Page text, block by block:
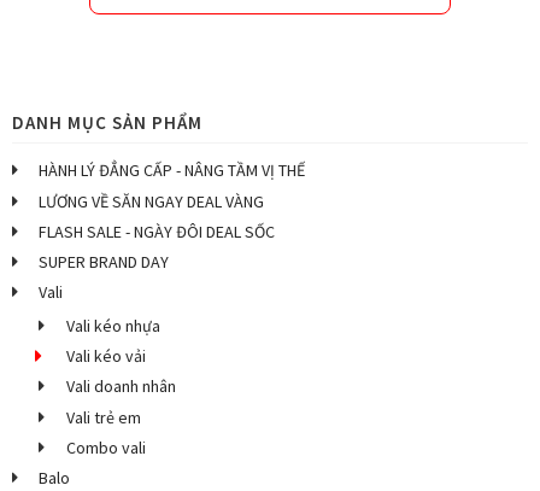
DANH MỤC SẢN PHẨM
HÀNH LÝ ĐẲNG CẤP - NÂNG TẦM VỊ THẾ
LƯƠNG VỀ SĂN NGAY DEAL VÀNG
FLASH SALE - NGÀY ĐÔI DEAL SỐC
SUPER BRAND DAY
Vali
Vali kéo nhựa
Vali kéo vải
Vali doanh nhân
Vali trẻ em
Combo vali
Balo